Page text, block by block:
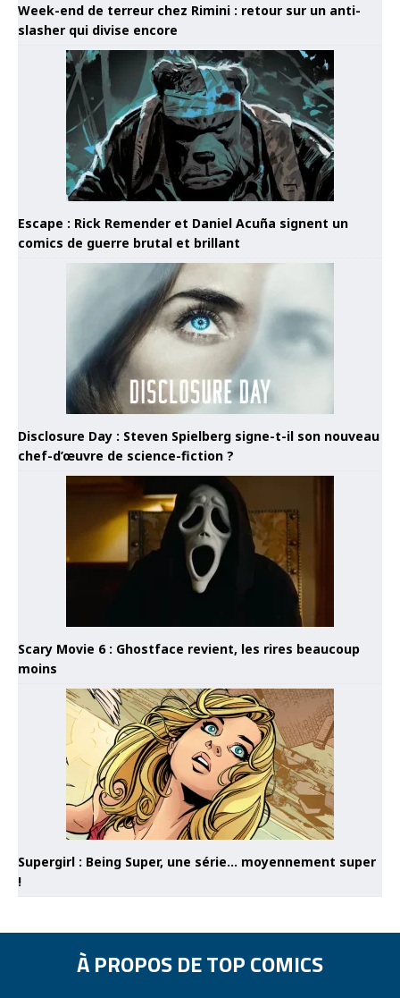
Week-end de terreur chez Rimini : retour sur un anti-
slasher qui divise encore
Escape : Rick Remender et Daniel Acuña signent un
comics de guerre brutal et brillant
Disclosure Day : Steven Spielberg signe-t-il son nouveau
chef-d’œuvre de science-fiction ?
Scary Movie 6 : Ghostface revient, les rires beaucoup
moins
Supergirl : Being Super, une série… moyennement super
!
À PROPOS DE TOP COMICS